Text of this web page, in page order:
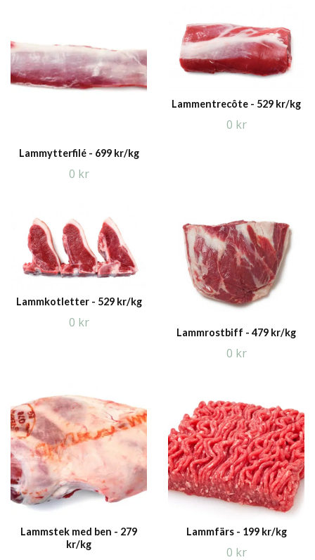
Lammytterfilé - 699 kr/kg
0 kr
Lammentrecôte - 529 kr/kg
0 kr
Lammkotletter - 529 kr/kg
0 kr
Lammrostbiff - 479 kr/kg
0 kr
Lammstek med ben - 279
kr/kg
Lammfärs - 199 kr/kg
0 kr